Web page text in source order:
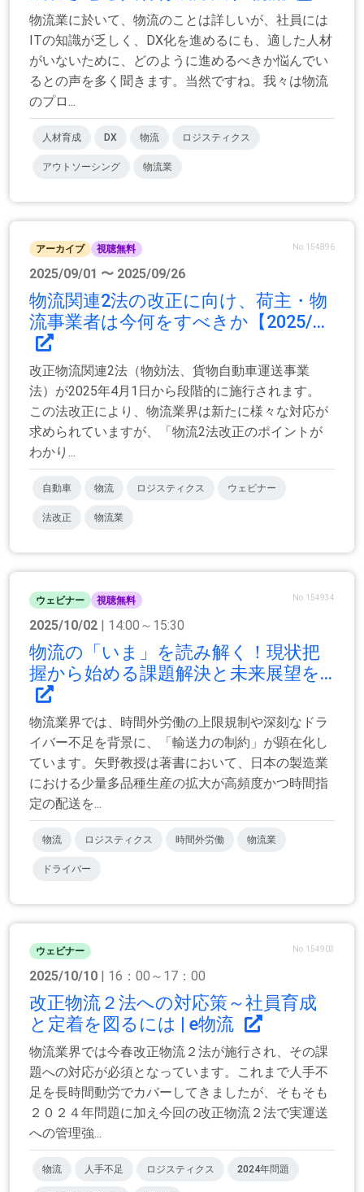
物流業に於いて、物流のことは詳しいが、社員には
ITの知識が乏しく、DX化を進めるにも、適した人材
がいないために、どのように進めるべきか悩んでい
るとの声を多く聞きます。当然ですね。我々は物流
のプロ...
人材育成 DX 物流 ロジスティクス
アウトソーシング 物流業
アーカイブ 視聴無料 No.154896
2025/09/01 〜 2025/09/26
物流関連2法の改正に向け、荷主・物
流事業者は今何をすべきか【2025/...
改正物流関連2法（物効法、貨物自動車運送事業
法）が2025年4月1日から段階的に施行されます。
この法改正により、物流業界は新たに様々な対応が
求められていますが、「物流2法改正のポイントが
わかり...
自動車 物流 ロジスティクス ウェビナー
法改正 物流業
ウェビナー 視聴無料 No.154934
2025/10/02 | 14:00～15:30
物流の「いま」を読み解く！現状把
握から始める課題解決と未来展望を...
物流業界では、時間外労働の上限規制や深刻なドラ
イバー不足を背景に、「輸送力の制約」が顕在化し
ています。矢野教授は著書において、日本の製造業
における少量多品種生産の拡大が高頻度かつ時間指
定の配送を...
物流 ロジスティクス 時間外労働 物流業
ドライバー
ウェビナー No.154903
2025/10/10 | 16：00～17：00
改正物流２法への対応策～社員育成
と定着を図るには | e物流
物流業界では今春改正物流２法が施行され、その課
題への対応が必須となっています。これまで人手不
足を長時間動労でカバーしてきましたが、そもそも
２０２４年問題に加え今回の改正物流２法で実運送
への管理強...
物流 人手不足 ロジスティクス 2024年問題